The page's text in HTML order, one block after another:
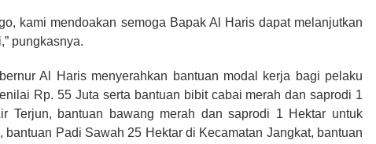
kami mendoakan semoga Bapak Al Haris dapat melanjutkan
pungkasnya.
Al Haris menyerahkan bantuan modal kerja bagi pelaku
Rp. 55 Juta serta bantuan bibit cabai merah dan saprodi 1
Terjun, bantuan bawang merah dan saprodi 1 Hektar untuk
bantuan Padi Sawah 25 Hektar di Kecamatan Jangkat, bantuan